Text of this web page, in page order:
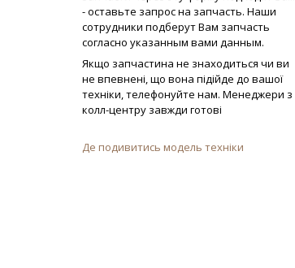
- оставьте запрос на запчасть. Наши
сотрудники подберут Вам запчасть
согласно указанным вами данным.
Якщо запчастина не знаходиться чи ви
не впевнені, що вона підійде до вашої
техніки, телефонуйте нам. Менеджери з
колл-центру завжди готові
Де подивитись модель техніки